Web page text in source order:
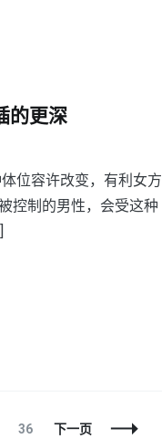
的更深
许改变，有利女方
控制的男性，会受这种
页
36 下一页